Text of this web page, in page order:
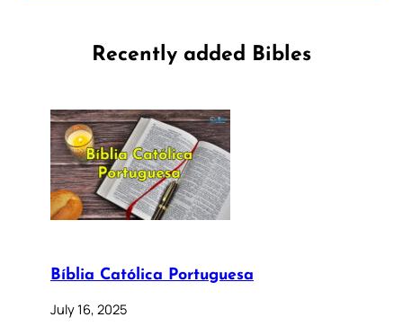
Recently added Bibles
Bíblia Católica Portuguesa
July 16, 2025